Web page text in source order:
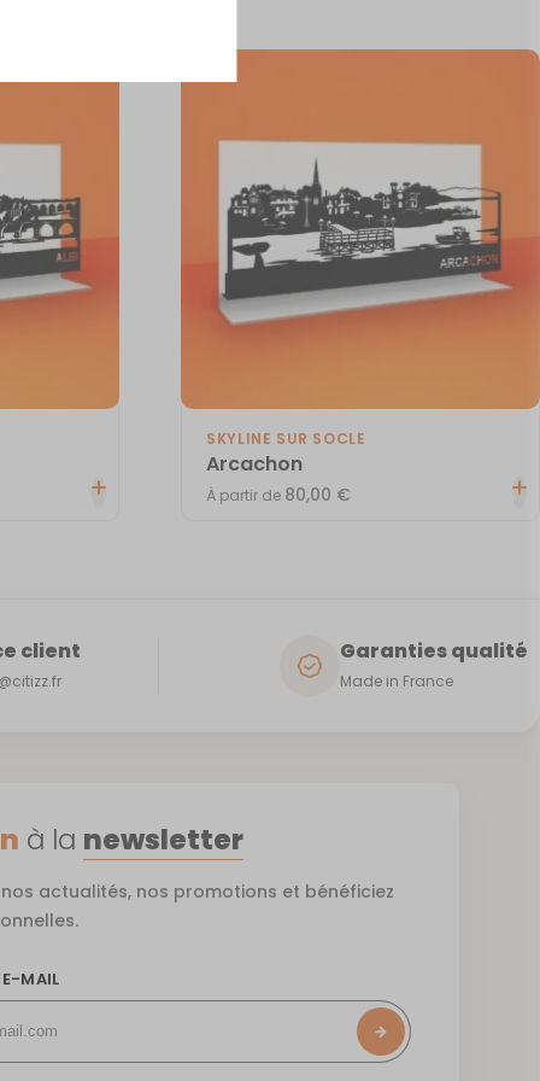
SKYLINE SUR SOCLE
Arcachon
À partir de 80,00 €
client Garanties qualité
Made in France
à la newsletter
actualités, nos promotions et bénéficiez
MAIL